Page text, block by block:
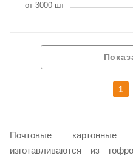
от 3000 шт
1
Почтовые
изготавливаются из